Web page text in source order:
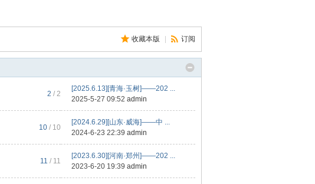
收藏本版 | 订阅
2 / 2
[2025.6.13][青海·玉树]——202 ...
2025-5-27 09:52 admin
10 / 10
[2024.6.29][山东·威海]——中 ...
2024-6-23 22:39 admin
11 / 11
[2023.6.30][河南·郑州]——202 ...
2023-6-20 19:39 admin